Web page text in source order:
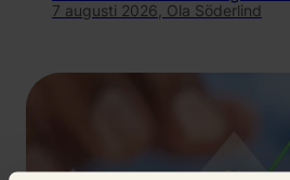
7 augusti 2026, Ola Söderlind